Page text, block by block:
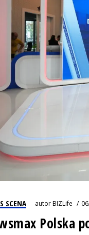
SCENA autorBIZLife
Polska